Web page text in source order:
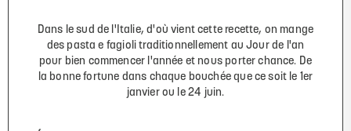
Dans le sud de l'Italie, d'où vient cette recette, on mange
des pasta e fagioli traditionnellement au Jour de l'an
pour bien commencer l'année et nous porter chance. De
la bonne fortune dans chaque bouchée que ce soit le 1er
janvier ou le 24 juin.